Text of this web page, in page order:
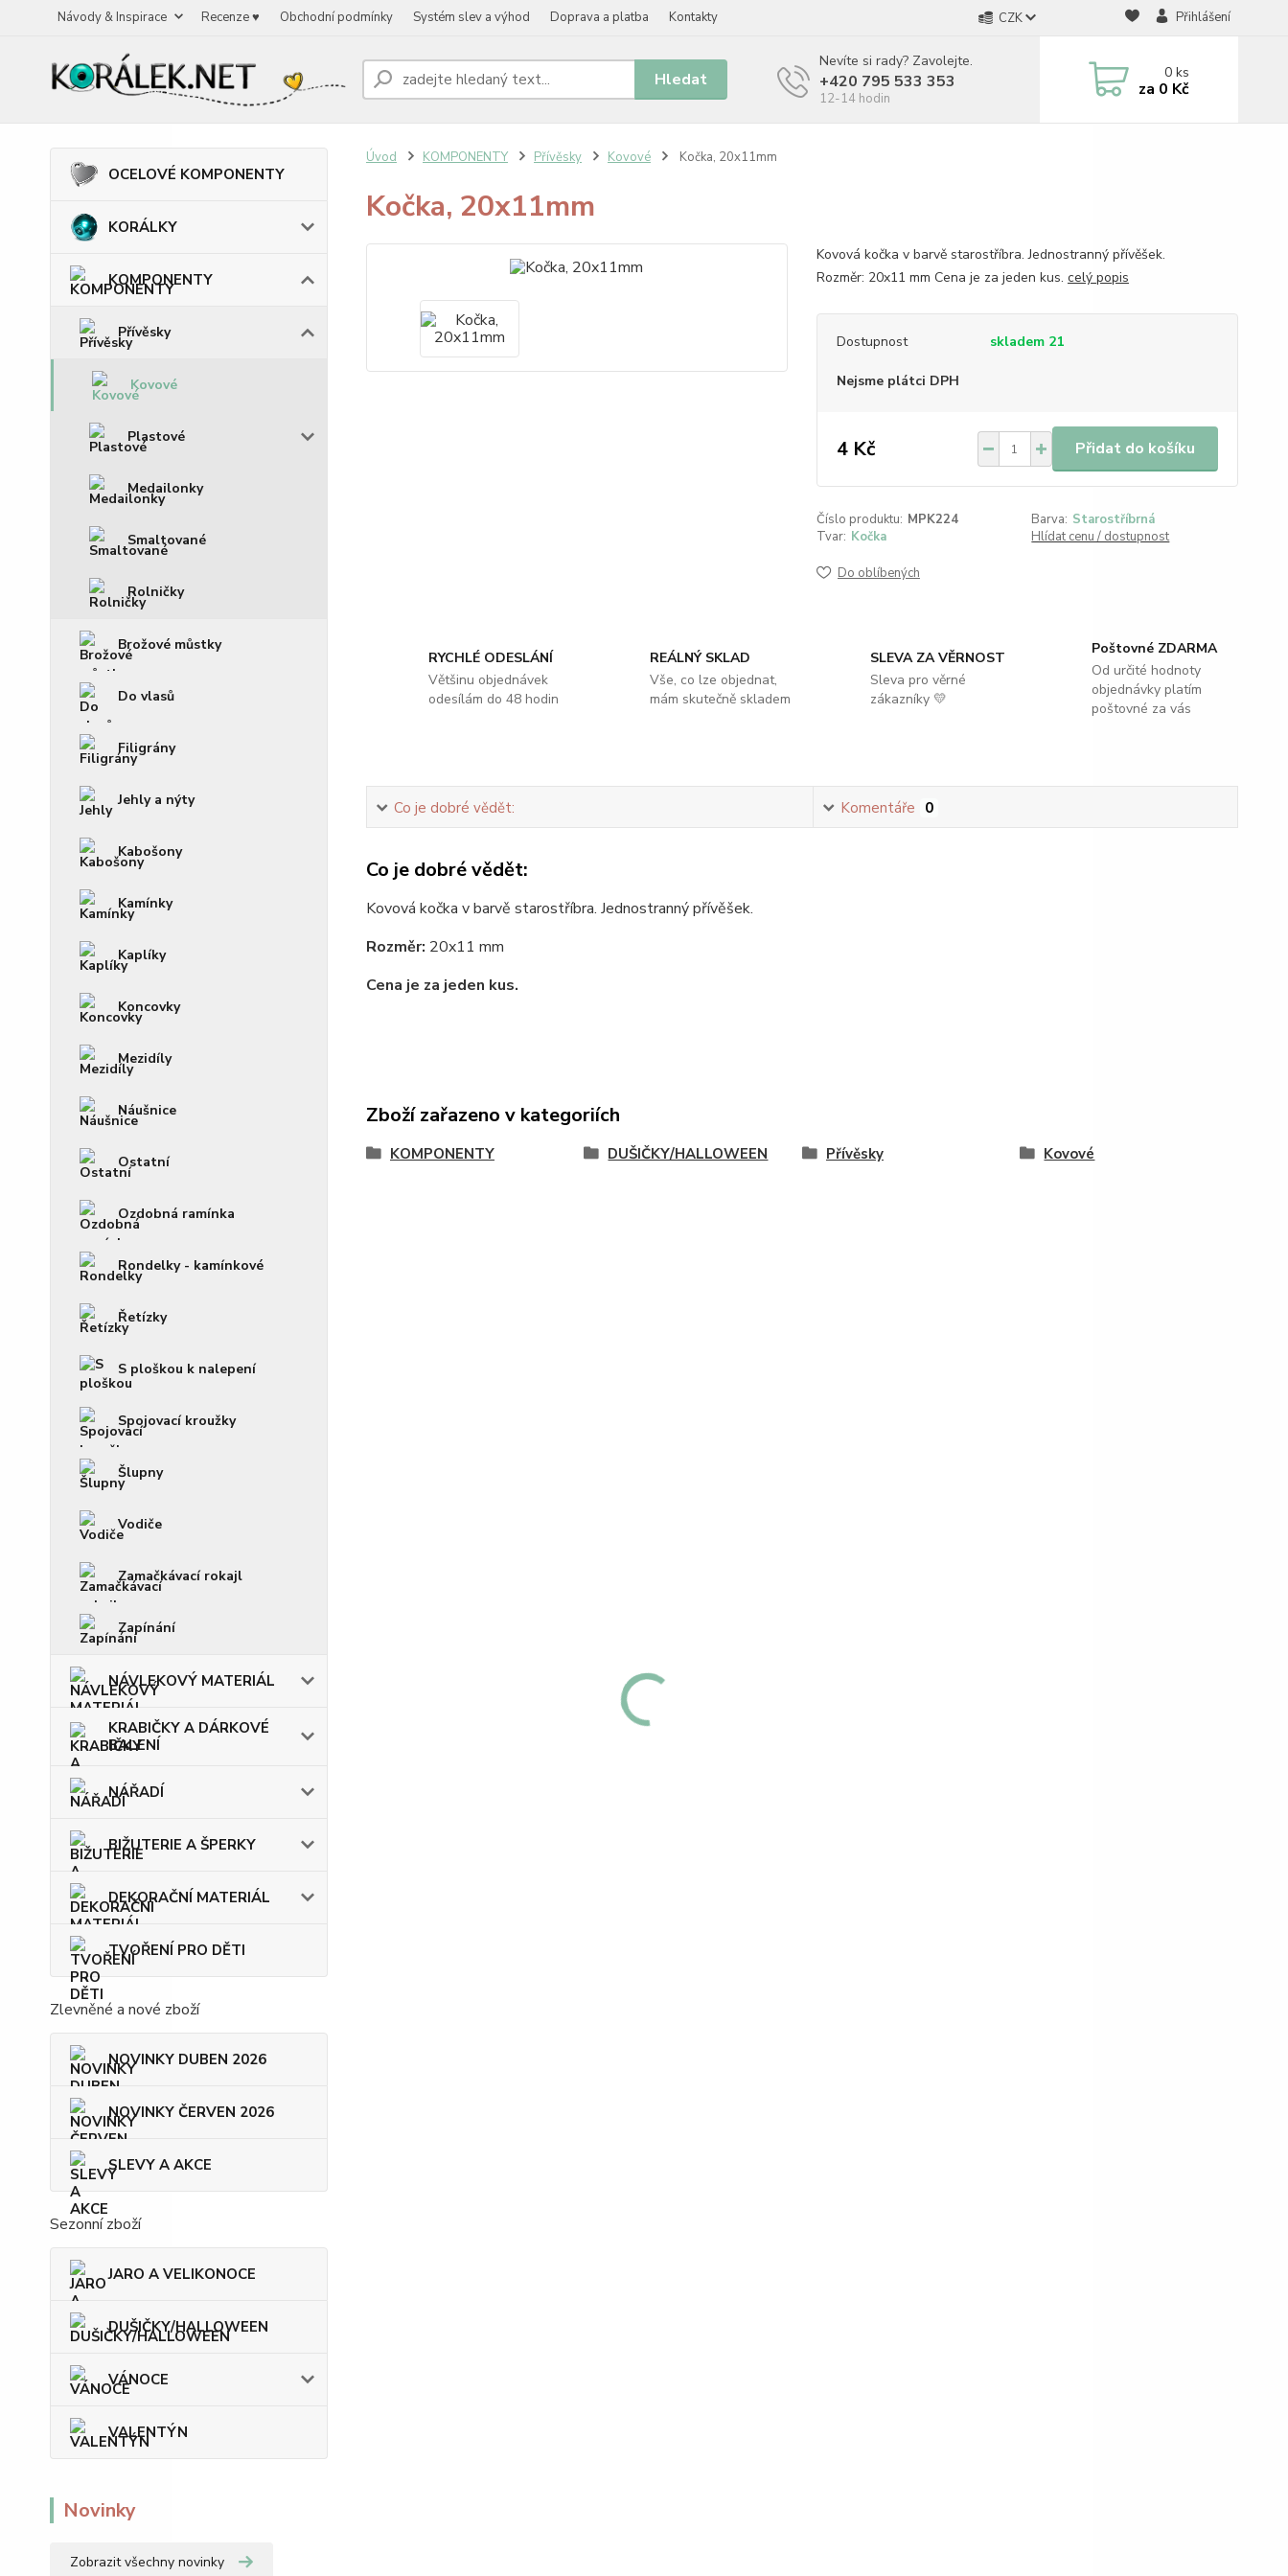
Návody & Inspirace Recenze ♥ Obchodní podmínky Systém slev a výhod Doprava a platba Kontakty CZK Přihlášení
Hledat
Nevíte si rady? Zavolejte.
+420 795 533 353
12-14 hodin
0ks
za 0 Kč
OCELOVÉ KOMPONENTY
KORÁLKY
KOMPONENTY
Přívěsky
Kovové
Plastové
Medailonky
Smaltované
Rolničky
Brožové můstky
Do vlasů
Filigrány
Jehly a nýty
Kabošony
Kamínky
Kaplíky
Koncovky
Mezidíly
Náušnice
Ostatní
Ozdobná ramínka
Rondelky - kamínkové
Řetízky
S ploškou k nalepení
Spojovací kroužky
Šlupny
Vodiče
Zamačkávací rokajl
Zapínání
NÁVLEKOVÝ MATERIÁL
KRABIČKY A DÁRKOVÉ
BALENÍ
NÁŘADÍ
BIŽUTERIE A ŠPERKY
DEKORAČNÍ MATERIÁL
TVOŘENÍ PRO DĚTI
Zlevněné a nové zboží
NOVINKY DUBEN 2026
NOVINKY ČERVEN 2026
SLEVY A AKCE
Sezonní zboží
JARO A VELIKONOCE
DUŠIČKY/HALLOWEEN
VÁNOCE
VALENTÝN
Novinky
Zobrazit všechny novinky
Úvod KOMPONENTY Přívěsky Kovové Kočka, 20x11mm
Kočka, 20x11mm
Kovová kočka v barvě starostříbra. Jednostranný přívěšek.
Rozměr: 20x11 mm Cena je za jeden kus. celý popis
Dostupnost skladem 21
Nejsme plátci DPH
4 Kč Přidat do košíku
Číslo produktu: MPK224 Barva: Starostříbrná
Tvar: Kočka Hlídat cenu / dostupnost
Do oblíbených
RYCHLÉ ODESLÁNÍ
Většinu objednávek
odesílám do 48 hodin
REÁLNÝ SKLAD
Vše, co lze objednat,
mám skutečně skladem
SLEVA ZA VĚRNOST
Sleva pro věrné
zákazníky 💛
Poštovné ZDARMA
Od určité hodnoty
objednávky platím
poštovné za vás
Co je dobré vědět: Komentáře 0
Co je dobré vědět:
Kovová kočka v barvě starostříbra. Jednostranný přívěšek.
Rozměr: 20x11 mm
Cena je za jeden kus.
Zboží zařazeno v kategoriích
KOMPONENTY DUŠIČKY/HALLOWEEN Přívěsky Kovové